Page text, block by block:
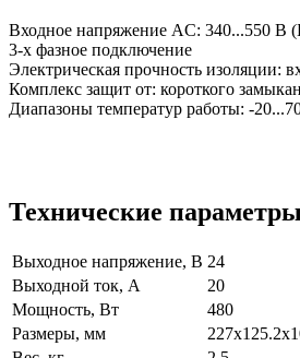
Входное напряжение AC: 340...550 В
3-х фазное подключение
Электрическая прочность изоляции:
Комплекс защит от: короткого
Диапазоны температур работы: -
Технические параметры
Выходное напряжение, В 24
Выходной ток, А
20
Мощность, Вт
480
Размеры, мм